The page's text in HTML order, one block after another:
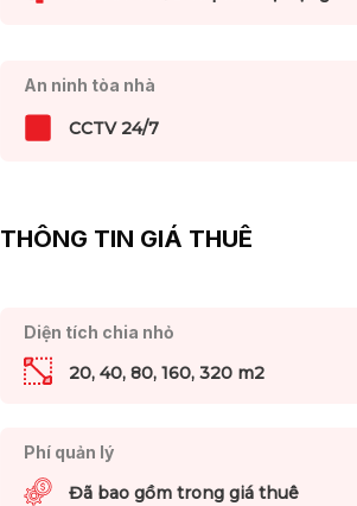
An ninh tòa nhà
CCTV 24/7
THÔNG TIN GIÁ THUÊ
Diện tích chia nhỏ
20, 40, 80, 160, 320 m2
Phí quản lý
Đã bao gồm trong giá thuê